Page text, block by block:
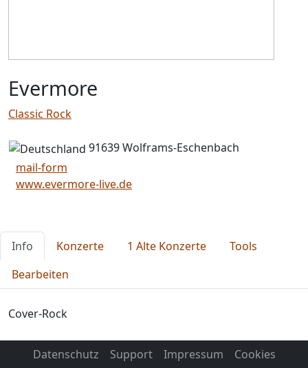
Evermore
Classic Rock
91639 Wolframs-Eschenbach
mail-form
www.evermore-live.de
Info Konzerte 1 Alte Konzerte
Tools
Bearbeiten
Cover-Rock
Booking: Christian Roß
Datenschutz Support Impressum Cookies